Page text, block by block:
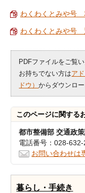
わくわくとみや号
わくわくとみや号
PDFファイルをご覧
お持ちでない方はア
ドウ）からダウンロ
このページに関する
都市整備部 交通政
電話番号：028-
お問い合わせは
暮らし・手続き